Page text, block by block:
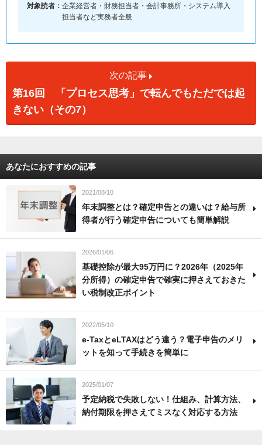
対象読者： 企業経営者・財務担当者・会計事務所・システム導入
担当者など実務者全般
次の記事
第16回 「プロセス思考」で転んでもただでは起
きない（その7）
あなたにおすすめの記事
2021/08/10
年末調整とは？確定申告との違いは？給与所
得者が行う確定申告についても簡単解説
2026/01/06
基礎控除が最大95万円に？2026年（2025年
分所得）の確定申告で確実に押さえておきた
い税制改正ポイント
2022/05/10
e-TaxとeLTAXはどう違う？電子申告のメリ
ットを知って手続きを簡単に
2025/01/07
予定納税で失敗しない！仕組み、計算方法、
納付期限を押さえてミスなく対応する方法